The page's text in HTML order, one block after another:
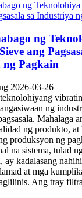
ng
ang
Pagkain
2026-03-26
ng
Mahalaga
ng produkto, at
produksyon ng
na sistema, tulad
kadalasang
at mga
Ang tray